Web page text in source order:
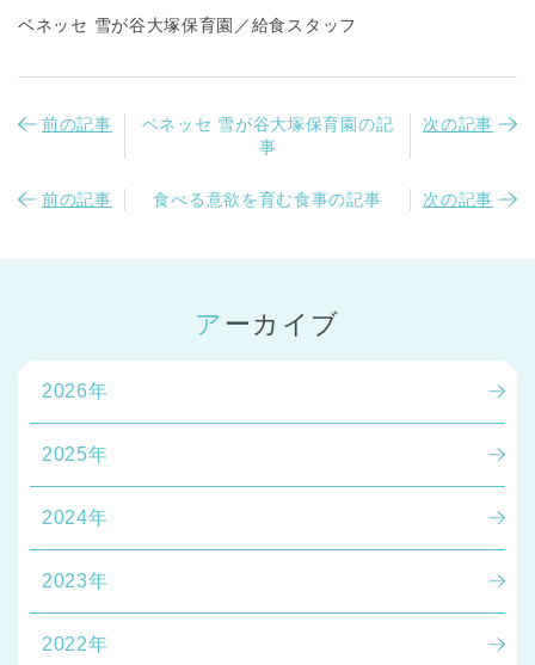
ベネッセ 雪が谷大塚保育園／給食スタッフ
前の記事
ベネッセ 雪が谷大塚保育園の記
事
次の記事
前の記事 食べる意欲を育む食事の記事 次の記事
アーカイブ
2026年
2025年
2024年
2023年
2022年